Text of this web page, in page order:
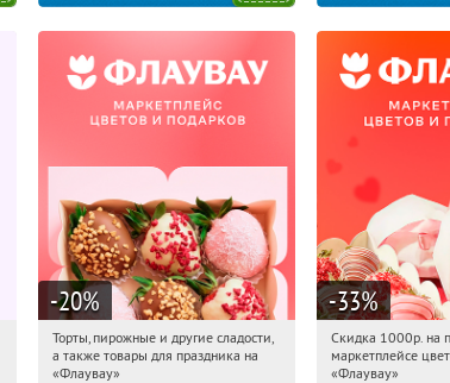
-20%
09:00:42 Получили:
Россия
Торты, пирожные и другие сладости,
а также товары для праздника на
«Флаувау»
-33%
09:00:42
Россия
Скидка 1000р. на
маркетплейсе
«Флаувау»